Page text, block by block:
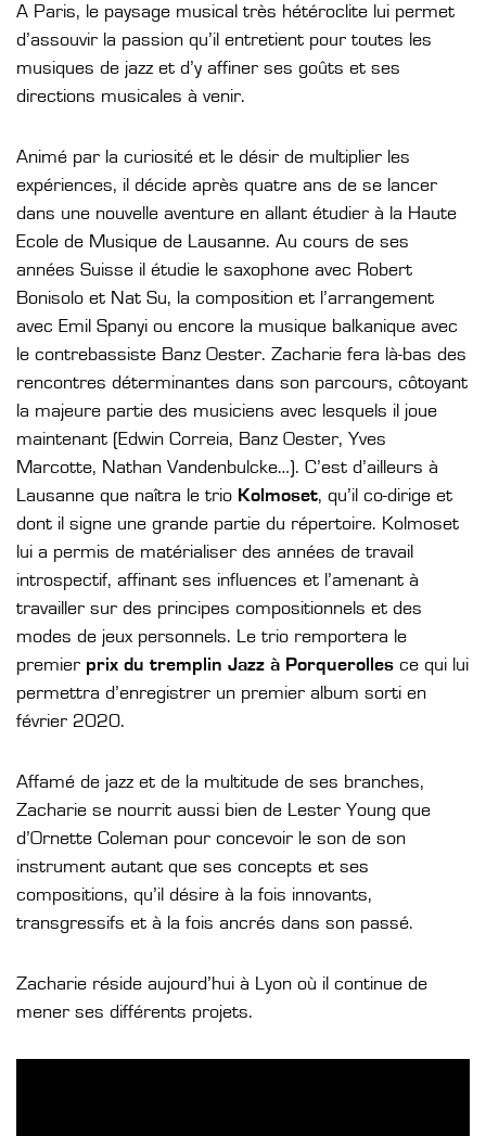
A Paris, le paysage musical très hétéroclite lui permet
d’assouvir la passion qu’il entretient pour toutes les
musiques de jazz et d’y affiner ses goûts et ses
directions musicales à venir.
Animé par la curiosité et le désir de multiplier les
expériences, il décide après quatre ans de se lancer
dans une nouvelle aventure en allant étudier à la Haute
Ecole de Musique de Lausanne. Au cours de ses
années Suisse il étudie le saxophone avec Robert
Bonisolo et Nat Su, la composition et l’arrangement
avec Emil Spanyi ou encore la musique balkanique avec
le contrebassiste Banz Oester. Zacharie fera là-bas des
rencontres déterminantes dans son parcours, côtoyant
la majeure partie des musiciens avec lesquels il joue
maintenant (Edwin Correia, Banz Oester, Yves
Marcotte, Nathan Vandenbulcke…). C’est d’ailleurs à
Lausanne que naîtra le trio Kolmoset, qu’il co-dirige et
dont il signe une grande partie du répertoire. Kolmoset
lui a permis de matérialiser des années de travail
introspectif, affinant ses influences et l’amenant à
travailler sur des principes compositionnels et des
modes de jeux personnels. Le trio remportera le
premier prix du tremplin Jazz à Porquerolles ce qui lui
permettra d’enregistrer un premier album sorti en
février 2020.
Affamé de jazz et de la multitude de ses branches,
Zacharie se nourrit aussi bien de Lester Young que
d’Ornette Coleman pour concevoir le son de son
instrument autant que ses concepts et ses
compositions, qu’il désire à la fois innovants,
transgressifs et à la fois ancrés dans son passé.
Zacharie réside aujourd’hui à Lyon où il continue de
mener ses différents projets.